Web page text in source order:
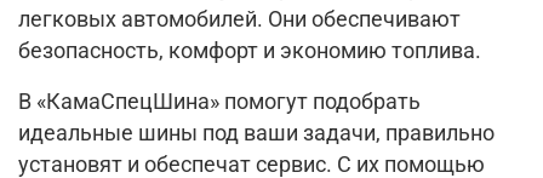
легковых автомобилей. Они обеспечивают
безопасность, комфорт и экономию топлива.
В «КамаСпецШина» помогут подобрать
идеальные шины под ваши задачи, правильно
установят и обеспечат сервис. С их помощью